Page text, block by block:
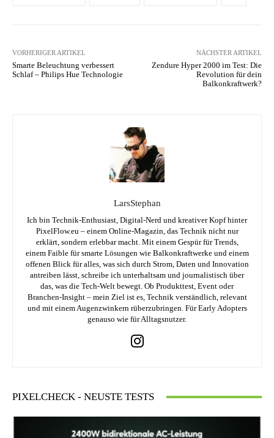
VORHERIGER ARTIKEL
Smarte Beleuchtung verbessert
Schlaf – Philips Hue Technologie
NÄCHSTER ARTIKEL
Zendure Hyper 2000 im Test: Die
Revolution für dein
Balkonkraftwerk?
LarsStephan
Ich bin Technik-Enthusiast, Digital-Nerd und kreativer Kopf hinter
PixelFlow.eu – einem Online-Magazin, das Technik nicht nur
erklärt, sondern erlebbar macht. Mit einem Gespür für Trends,
einem Faible für smarte Lösungen wie Balkonkraftwerke und einem
offenen Blick für alles, was sich durch Strom, Daten und Innovation
antreiben lässt, schreibe ich unterhaltsam und journalistisch über
das, was die Tech-Welt bewegt. Ob Produkttest, Event oder
Branchen-Insight – mein Ziel ist es, Technik verständlich, relevant
und mit einem Augenzwinkern rüberzubringen. Für Early Adopters
genauso wie für Alltagsnutzer.
PIXELCHECK - NEUSTE TESTS